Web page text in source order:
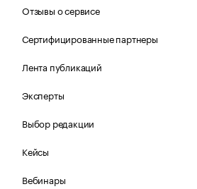
Отзывы о сервисе
Сертифицированные партнеры
Лента публикаций
Эксперты
Выбор редакции
Кейсы
Вебинары